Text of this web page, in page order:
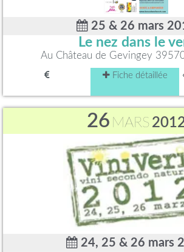
25 & 26 mars
Le nez dans le
Au Château de Gevingey
Fiche détaillée
26 MARS
24, 25 & 26 mars